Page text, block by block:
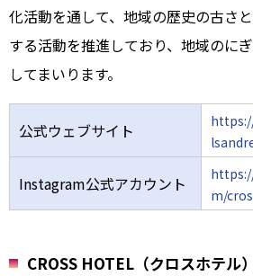
化活動を通して、地域の歴史の古さ
する活動を推進しており、地域のに
してまいります。
公式ウェブサイト
Instagram公式アカウント
m/
CROSS HOTEL（クロスホテル